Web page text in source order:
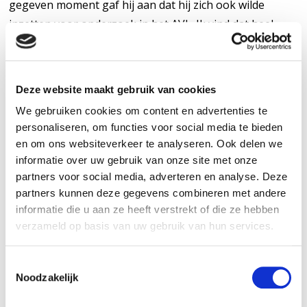
Deze website maakt gebruik van cookies
We gebruiken cookies om content en advertenties te
personaliseren, om functies voor social media te bieden
en om ons websiteverkeer te analyseren. Ook delen we
informatie over uw gebruik van onze site met onze
partners voor social media, adverteren en analyse. Deze
partners kunnen deze gegevens combineren met andere
informatie die u aan ze heeft verstrekt of die ze hebben
verzameld op basis van uw gebruik van hun services.
Noodzakelijk
gegeven moment gaf hij aan dat hij zich ook wilde
inzetten voor onderzoek in het AVL. Ik vind dat heel
sterk en knap dus ik zet me ook in om het voor hem
mogelijk te maken.’
‘We onderzoeken een nieuwe behandelmethode voor
naar de lymfeklieren uitgezaaide prostaatkanker. De
eerste resultaten zijn erg veelbelovend. Toen we het
onderzoek bedachten hebben we daarvoor een
hoeveelheid geneesmiddel en een vergoeding gekregen
van de producent. Maar gaandeweg kwamen we tot het
inzicht dat de behandeling nog sterker kon dan we in
eerste instantie dachten. Het ging zo goed met de
dosis van het geneesmiddel verhoogd kon worden.
Daarom wilden we een uitbreiding van de studie, en dat